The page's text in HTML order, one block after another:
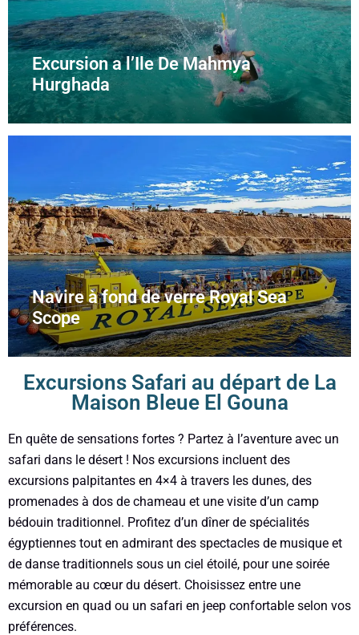
Excursion a l’Ile De Mahmya
Hurghada
Navire à fond de verre Royal Sea
Scope
Excursions Safari au départ de La
Maison Bleue El Gouna
En quête de sensations fortes ? Partez à l’aventure avec un
safari dans le désert ! Nos excursions incluent des
excursions palpitantes en 4×4 à travers les dunes, des
promenades à dos de chameau et une visite d’un camp
bédouin traditionnel. Profitez d’un dîner de spécialités
égyptiennes tout en admirant des spectacles de musique et
de danse traditionnels sous un ciel étoilé, pour une soirée
mémorable au cœur du désert. Choisissez entre une
excursion en quad ou un safari en jeep confortable selon vos
préférences.